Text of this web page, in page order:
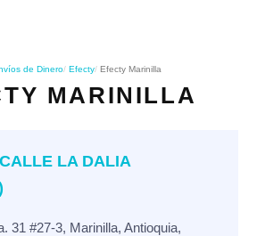
de Dinero Efecty Efecty Marinilla
MARINILLA
LA DALIA
31 #27-3, Marinilla, Antioquia,